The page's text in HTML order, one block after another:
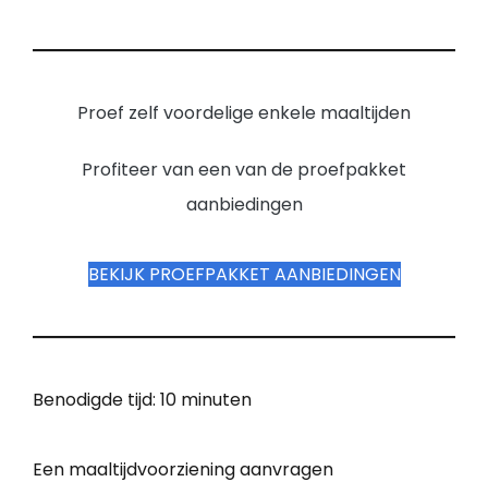
Proef zelf voordelige enkele maaltijden
Profiteer van een van de proefpakket
aanbiedingen
BEKIJK PROEFPAKKET AANBIEDINGEN
Benodigde tijd: 10 minuten
Een maaltijdvoorziening aanvragen